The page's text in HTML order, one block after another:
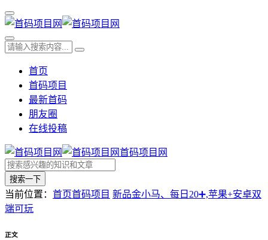
首页
首码项目
最新首码
朋友圈
在线投稿
首码项目网
搜索一下
当前位置： 首页首码项目 新品金小马、每日20➕,苹果+安卓双
端可玩
正文